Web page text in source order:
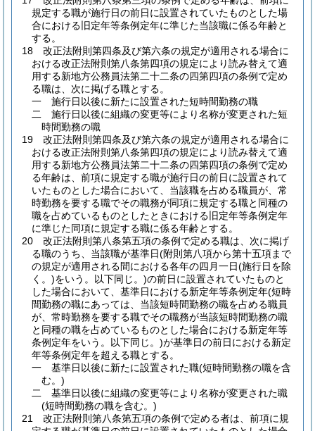
規定する職が施行日の前日に設置されていたものとした場
合における旧定年等条例定年に準じた当該職に係る年齢と
する。
18
改正法附則第四条及び第六条の規定が適用される場合に
おける改正法附則第八条第四項の規定により読み替えて適
用する新地方公務員法第二十二条の四第四項の条例で定め
る職は、次に掲げる職とする。
一
施行日以後に新たに設置された短時間勤務の職
二
施行日以後に組織の変更等により名称が変更された短
時間勤務の職
19
改正法附則第四条及び第六条の規定が適用される場合に
おける改正法附則第八条第四項の規定により読み替えて適
用する新地方公務員法第二十二条の四第四項の条例で定め
る年齢は、前項に規定する職が施行日の前日に設置されて
いたものとした場合において、当該職を占める職員が、常
時勤務を要する職でその職務が同項に規定する職と同種の
職を占めているものとしたときにおける旧定年等条例定年
に準じた同項に規定する職に係る年齢とする。
20
改正法附則第八条第五項の条例で定める職は、次に掲げ
る職のうち、当該職が基準日(附則第八項から第十五項まで
の規定が適用される間における各年の四月一日(施行日を除
く。)をいう。以下同じ。)の前日に設置されていたものと
した場合において、基準日における新定年等条例定年(短時
間勤務の職にあっては、当該短時間勤務の職を占める職員
が、常時勤務を要する職でその職務が当該短時間勤務の職
と同種の職を占めているものとした場合における新定年等
条例定年をいう。以下同じ。)が基準日の前日における新定
年等条例定年を超える職とする。
一
基準日以後に新たに設置された職(短時間勤務の職を含
む。)
二
基準日以後に組織の変更等により名称が変更された職
(短時間勤務の職を含む。)
21
改正法附則第八条第五項の条例で定める者は、前項に規